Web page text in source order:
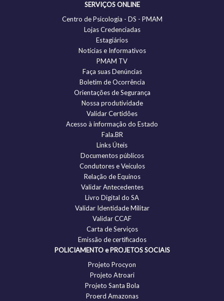
SERVIÇOS ONLINE
Centro de Psicologia - DS - PMAM
Lojas Credenciadas
Estagiários
Notícias e Informativos
PMAM TV
Faça suas Denúncias
Boletim de Ocorrência
Orientações de Segurança
Nossa produtividade
Validar Certidões
Acesso à informação do Estado
Fala.BR
Links Úteis
Documentos públicos
Condutores e Veículos
Relação de Equinos
Validar Antecedentes
Livro Digital do SA
Validar Identidade Militar
Validar CCAF
Carta de Serviços
Emissão de certificados
POLICIAMENTO e PROJETOS SOCIAIS
Projeto Procyon
Projeto Atroari
Projeto Santa Bola
Proerd Amazonas